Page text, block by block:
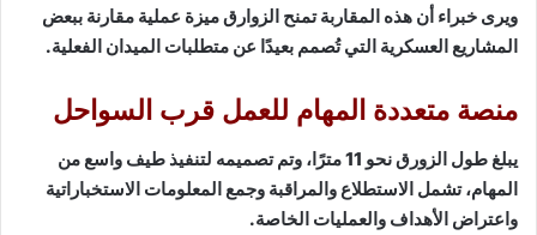
ويرى خبراء أن هذه المقاربة تمنح الزوارق ميزة عملية مقارنة ببعض
المشاريع العسكرية التي تُصمم بعيدًا عن متطلبات الميدان الفعلية.
منصة متعددة المهام للعمل قرب السواحل
يبلغ طول الزورق نحو 11 مترًا، وتم تصميمه لتنفيذ طيف واسع من
المهام، تشمل الاستطلاع والمراقبة وجمع المعلومات الاستخباراتية
واعتراض الأهداف والعمليات الخاصة.